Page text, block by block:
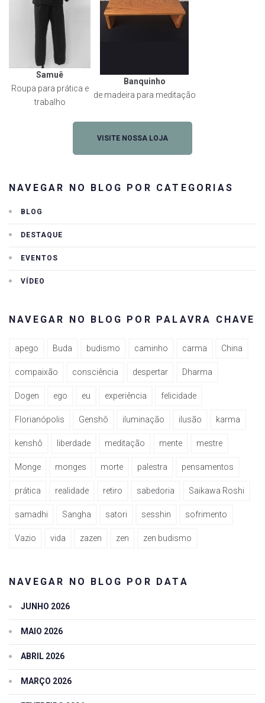
Samuê
Roupa para prática e
trabalho
Banquinho
de madeira para meditação
VISITE NOSSA LOJA
NAVEGAR NO BLOG POR CATEGORIAS
BLOG
DESTAQUE
EVENTOS
VÍDEO
NAVEGAR NO BLOG POR PALAVRA CHAVE
apego Buda budismo caminho carma China
compaixão consciência despertar Dharma
Dogen ego eu experiência felicidade
Florianópolis Genshô iluminação ilusão karma
kenshô liberdade meditação mente mestre
Monge monges morte palestra pensamentos
prática realidade retiro sabedoria Saikawa Roshi
samadhi Sangha satori sesshin sofrimento
Vazio vida zazen zen zen budismo
NAVEGAR NO BLOG POR DATA
JUNHO 2026
MAIO 2026
ABRIL 2026
MARÇO 2026